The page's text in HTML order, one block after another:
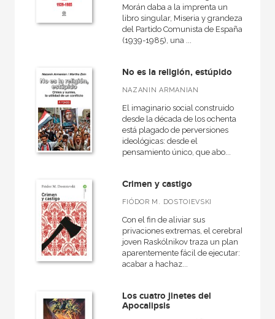
Morán daba a la imprenta un
libro singular, Miseria y grandeza
del Partido Comunista de España
(1939-1985), una ...
No es la religión, estúpido
NAZANIN ARMANIAN
El imaginario social construido
desde la década de los ochenta
está plagado de perversiones
ideológicas: desde el
pensamiento único, que abo...
Crimen y castigo
FIÓDOR M. DOSTOIEVSKI
Con el fin de aliviar sus
privaciones extremas, el cerebral
joven Raskólnikov traza un plan
aparentemente fácil de ejecutar:
acabar a hachaz...
Los cuatro jinetes del
Apocalipsis